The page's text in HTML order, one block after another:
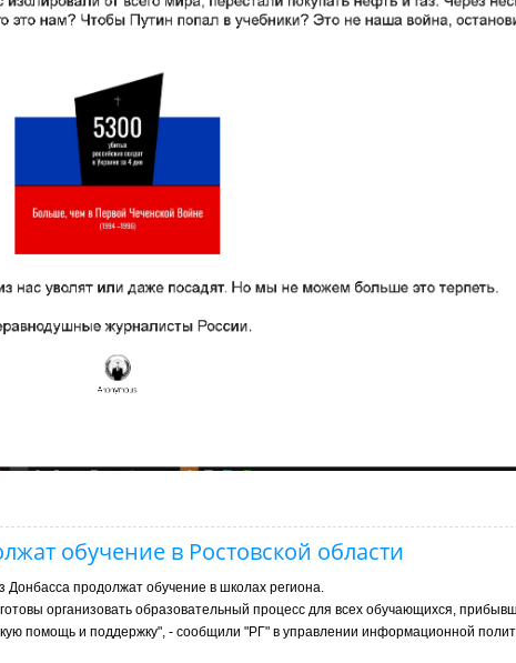
обучение в Ростовской области
Донбасса продолжат обучение в школах региона.
организовать образовательный процесс для всех обучающихся,
помощь и поддержку", - сообщили "РГ" в управлении информационной